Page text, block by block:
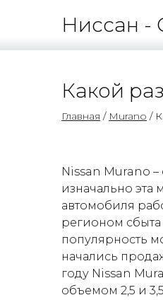
Ниссан -
Какой
Главная / Murano /
Nissan Murano
изначально эта
автомобиля
регионом
популярность
начались
году Nissan
объемом 2,5 и